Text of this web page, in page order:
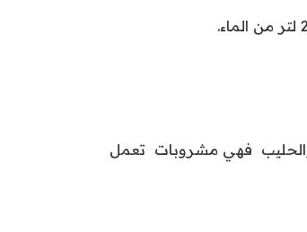
والحليب فهي مشروبات تعمل